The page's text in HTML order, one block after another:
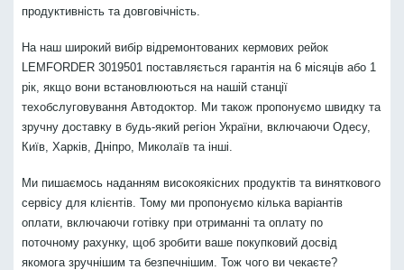
продуктивність та довговічність.
На наш широкий вибір відремонтованих кермових рейок
LEMFORDER 3019501 поставляється гарантія на 6 місяців або 1
рік, якщо вони встановлюються на нашій станції
техобслуговування Автодоктор. Ми також пропонуємо швидку та
зручну доставку в будь-який регіон України, включаючи Одесу,
Київ, Харків, Дніпро, Миколаїв та інші.
Ми пишаємось наданням високоякісних продуктів та виняткового
сервісу для клієнтів. Тому ми пропонуємо кілька варіантів
оплати, включаючи готівку при отриманні та оплату по
поточному рахунку, щоб зробити ваше покупковий досвід
якомога зручнішим та безпечнішим. Тож чого ви чекаєте?